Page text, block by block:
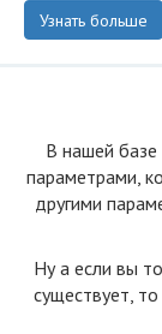
Узнать больше
В нашей
параметрами,
другими
Ну а если вы
существует,